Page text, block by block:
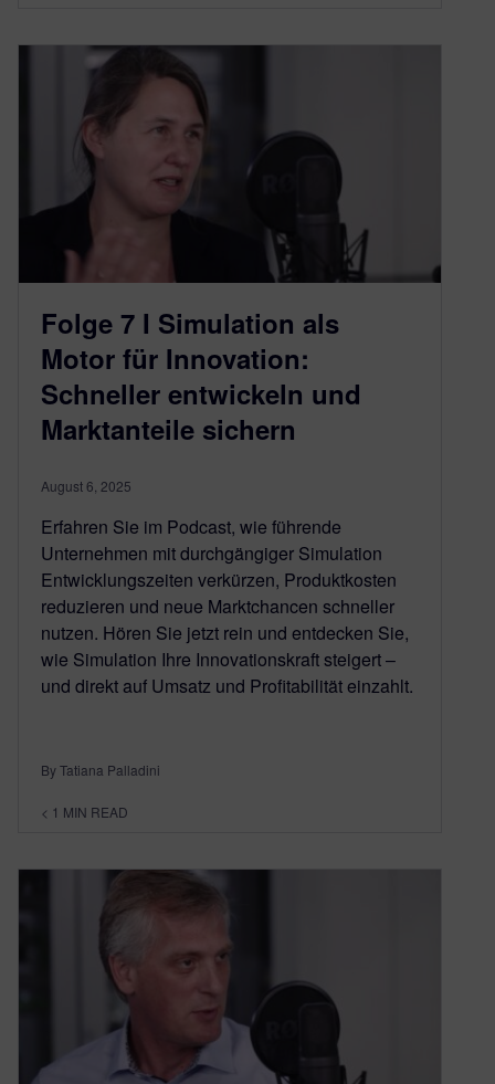
Folge 7 I Simulation als
Motor für Innovation:
Schneller entwickeln und
Marktanteile sichern
August 6, 2025
Erfahren Sie im Podcast, wie führende
Unternehmen mit durchgängiger Simulation
Entwicklungszeiten verkürzen, Produktkosten
reduzieren und neue Marktchancen schneller
nutzen. Hören Sie jetzt rein und entdecken Sie,
wie Simulation Ihre Innovationskraft steigert –
und direkt auf Umsatz und Profitabilität einzahlt.
By Tatiana Palladini
< 1 MIN READ